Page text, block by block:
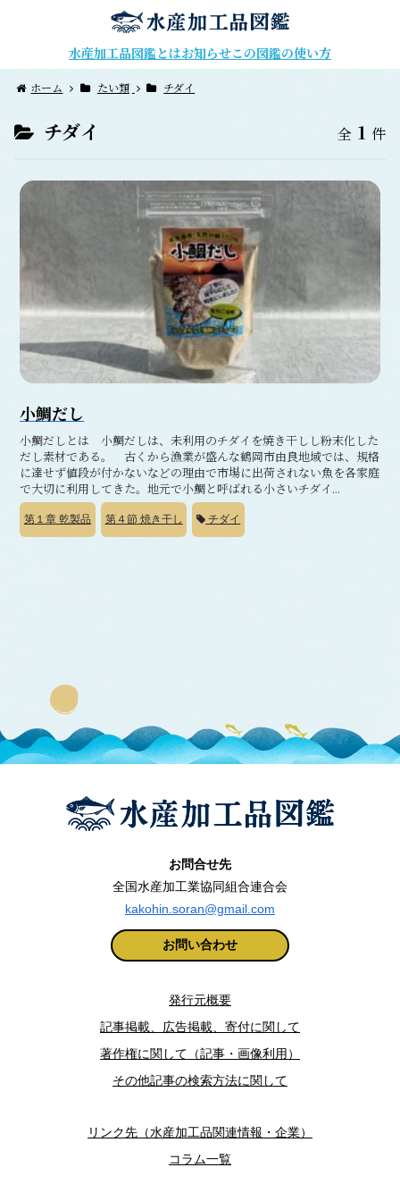
水産加工品図鑑とはお知らせこの図鑑の使い方
ホーム たい類 チダイ
チダイ 全 1 件
小鯛だし
小鯛だしとは 小鯛だしは、未利用のチダイを焼き干しし粉末化した
だし素材である。 古くから漁業が盛んな鶴岡市由良地域では、規格
に達せず値段が付かないなどの理由で市場に出荷されない魚を各家庭
で大切に利用してきた。地元で小鯛と呼ばれる小さいチダイ...
第１章 乾製品 第４節焼き干し チダイ
お問合せ先
全国水産加工業協同組合連合会
kakohin.soran@gmail.com
お問い合わせ
発行元概要
記事掲載、広告掲載、寄付に関して
著作権に関して（記事・画像利用）
その他記事の検索方法に関して
リンク先（水産加工品関連情報・企業）
コラム一覧